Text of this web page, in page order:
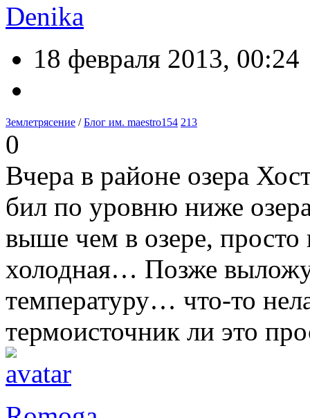
Denika
18 февраля 2013, 00:24
Землетрясение /Блог им. maestro154 213
0
Вчера в районе озера
бил по уровню ниже
выше чем в озере, просто
холодная… Позже
температуру… что-то
термоисточник ли это